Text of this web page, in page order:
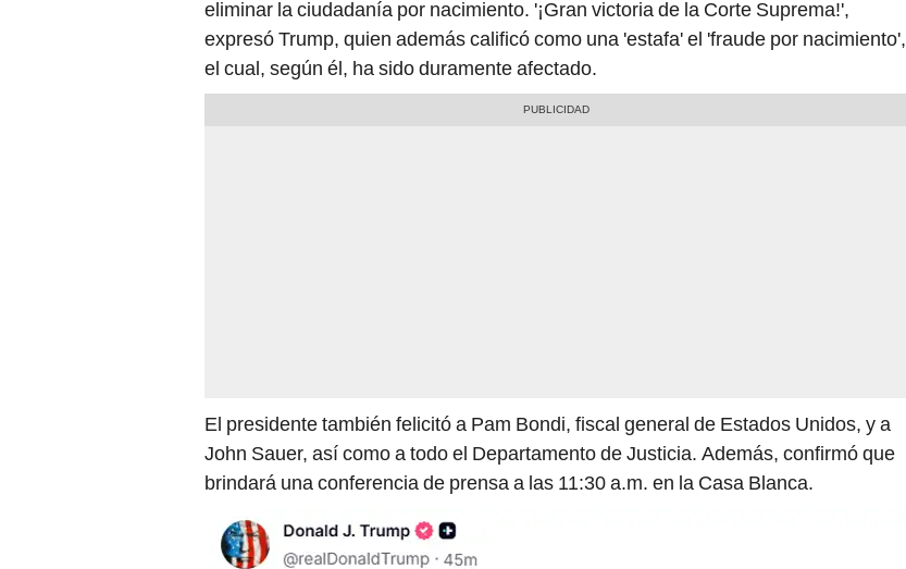
eliminar la ciudadanía por nacimiento. '¡Gran victoria de la Corte Suprema!',
expresó Trump, quien además calificó como una 'estafa' el 'fraude por nacimiento',
el cual, según él, ha sido duramente afectado.
El presidente también felicitó a Pam Bondi, fiscal general de Estados Unidos, y a
John Sauer, así como a todo el Departamento de Justicia. Además, confirmó que
brindará una conferencia de prensa a las 11:30 a.m. en la Casa Blanca.